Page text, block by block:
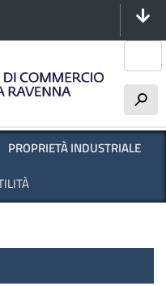
h
PROPRIETÀ INDUSTRIALE